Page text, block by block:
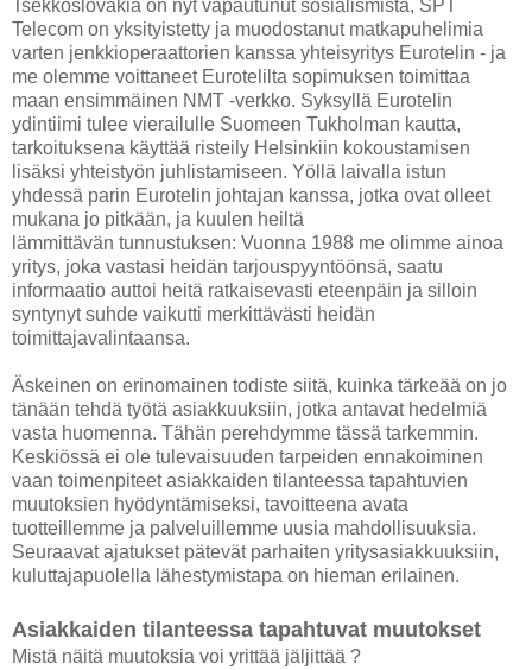
Tsekkoslovakia on nyt vapautunut sosialismista, SPT
Telecom on yksityistetty ja muodostanut matkapuhelimia
varten jenkkioperaattorien kanssa yhteisyritys Eurotelin - ja
me olemme voittaneet Eurotelilta sopimuksen toimittaa
maan ensimmäinen NMT -verkko. Syksyllä Eurotelin
ydintiimi tulee vierailulle Suomeen Tukholman kautta,
tarkoituksena käyttää risteily Helsinkiin kokoustamisen
lisäksi yhteistyön juhlistamiseen. Yöllä laivalla istun
yhdessä parin Eurotelin johtajan kanssa, jotka ovat olleet
mukana jo pitkään, ja kuulen heiltä
lämmittävän tunnustuksen: Vuonna 1988 me olimme ainoa
yritys, joka vastasi heidän tarjouspyyntöönsä, saatu
informaatio auttoi heitä ratkaisevasti eteenpäin ja silloin
syntynyt suhde vaikutti merkittävästi heidän
toimittajavalintaansa.
Äskeinen on erinomainen todiste siitä, kuinka tärkeää on jo
tänään tehdä työtä asiakkuuksiin, jotka antavat hedelmiä
vasta huomenna. Tähän perehdymme tässä tarkemmin.
Keskiössä ei ole tulevaisuuden tarpeiden ennakoiminen
vaan toimenpiteet asiakkaiden tilanteessa tapahtuvien
muutoksien hyödyntämiseksi, tavoitteena avata
tuotteillemme ja palveluillemme uusia mahdollisuuksia.
Seuraavat ajatukset pätevät parhaiten yritysasiakkuuksiin,
kuluttajapuolella lähestymistapa on hieman erilainen.
Asiakkaiden tilanteessa tapahtuvat muutokset
Mistä näitä muutoksia voi yrittää jäljittää ?